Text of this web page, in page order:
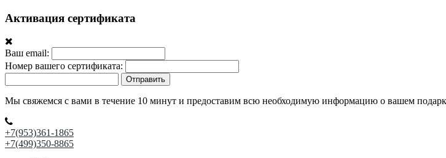
Активация сертификата
Ваш email:
Номер вашего сертификата:
Отправить
Мы свяжемся с вами в течение 10 минут и предоставим всю необходимую информацию о вашем
+7(953)361-1865
+7(499)350-8865